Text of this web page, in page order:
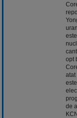
opt
atat
de